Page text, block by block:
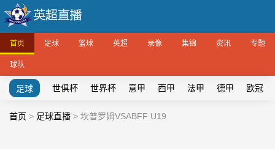
首页 足球 篮球 英超 录像 集锦 资讯 专题
球队
足球 世俱杯 世界杯 意甲 西甲 法甲 德甲 欧冠
首页 > 足球直播 > 坎普罗姆VSABFF U19